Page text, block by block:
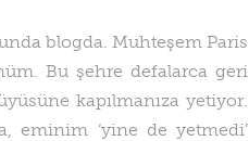
blogda. Muhteşem Paris
Bu şehre defalarca geri
kapılmanıza yetiyor.
eminim ‘yine de yetmedi’